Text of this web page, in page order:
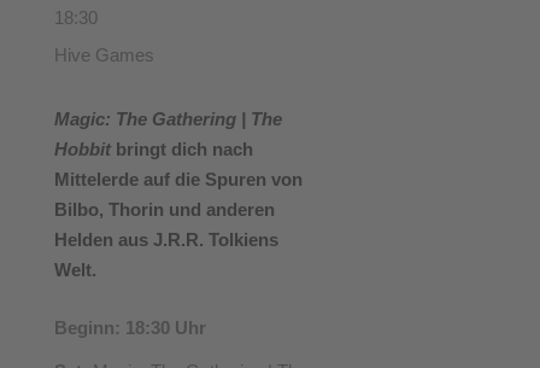
Magic: The Gathering | The
Hobbit bringt dich nach
Mittelerde auf die Spuren von
Bilbo, Thorin und anderen
Helden aus J.R.R. Tolkiens
Welt.
Beginn: 18:30 Uhr
18:30
Hive Games